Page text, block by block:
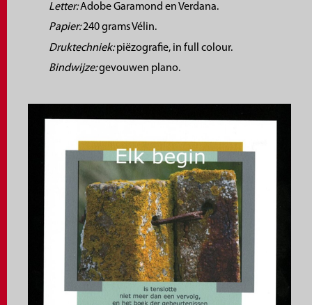
Letter:Adobe Garamond en Verdana.
Papier:240 grams Vélin.
Druktechniek:piëzografie, in full colour.
Bindwijze:gevouwen plano.